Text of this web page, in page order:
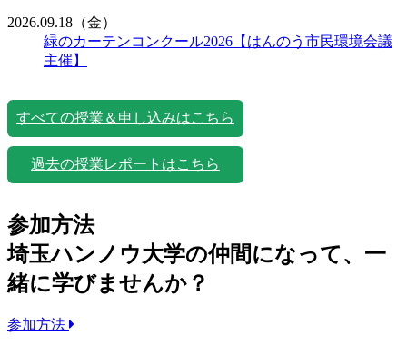
2026.09.18 （金）
緑のカーテンコンクール2026【はんのう市民環境会議
主催】
すべての授業＆申し込みはこちら
過去の授業レポートはこちら
参加方法
埼玉ハンノウ大学の仲間になって、一
緒に学びませんか？
参加方法